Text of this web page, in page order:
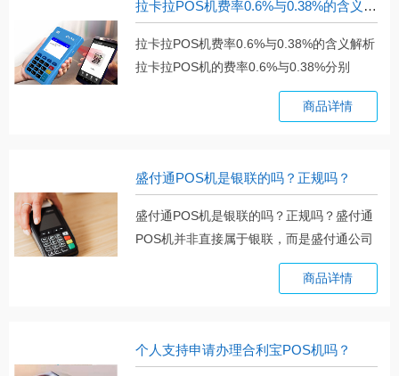
拉卡拉POS机费率0.6%与0.38%的含义解析
拉卡拉POS机费率0.6%与0.38%的含义解析
拉卡拉POS机的费率0.6%与0.38%分别
商品详情
盛付通POS机是银联的吗？正规吗？
盛付通POS机是银联的吗？正规吗？盛付通
POS机并非直接属于银联，而是盛付通公司
商品详情
个人支持申请办理合利宝POS机吗？